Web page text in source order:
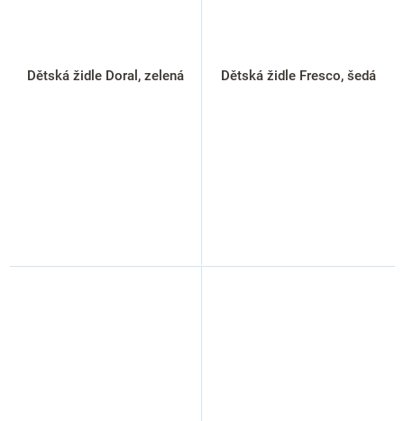
Dětská židle Doral, zelená Dětská židle Fresco, šedá